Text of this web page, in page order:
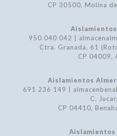
CP 30500, Molina
950 040 042 |
Ctra. Granada, 61
CP 04009,
Aislamientos
691 236 149 |
C.
CP 04410,